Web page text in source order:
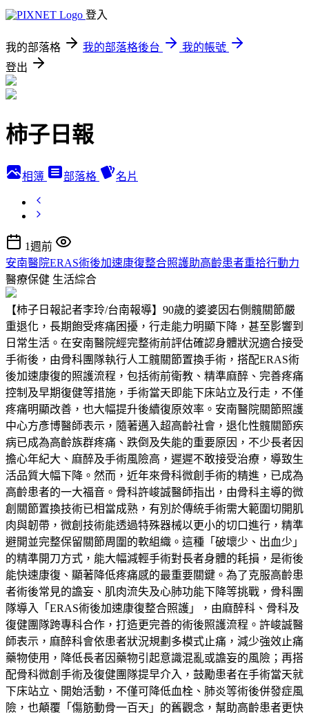
登入
我的部落格 我的部落格後台
我的帳號
登出
柿子日報
相簿 部落格 名片
1週前
安南醫院ERAS術後加速康復整合照護助高齡患者重拾行動力
醫療保健 生活綜合
【柿子日報記者李玲/台南報導】90歲的婆婆因右側髖關節嚴
重退化，長期飽受疼痛困擾，行走能力明顯下降，甚至影響到
日常生活。在安南醫院經完整術前評估確認身體狀況適合接受
手術後，由骨科團隊執行人工髖關節置換手術，搭配ERAS術
後加速康復的照護流程，包括術前衛教、精準麻醉、完善疼痛
控制及早期復健等措施，手術當天即能下床站立及行走，不僅
疼痛明顯改善，也大幅提升後續復原效率。安南醫院關節照護
中心方彥博醫師表示，隨著邁入超高齡社會，退化性髖關節疾
病已成為高齡族群疼痛、跌倒及失能的重要原因，不少長者因
擔心年紀大、麻醉及手術風險高，遲遲不敢接受治療，導致生
活品質大幅下降。然而，近年來骨科微創手術的精進，已成為
高齡患者的一大福音。骨科許峻誠醫師指出，由骨科主導的微
創關節置換技術已相當成熟，有別於傳統手術需大範圍切開肌
肉與韌帶，微創技術能透過特殊器械以更小的切口進行，精準
避開並完整保留關節周圍的軟組織。這種「破壞少、出血少」
的精準開刀方式，能大幅減輕手術對長者身體的耗損，是術後
能快速康復、顯著降低疼痛感的最重要關鍵。為了克服高齡患
者術後常見的譫妄、肌肉流失及心肺功能下降等挑戰，骨科團
隊導入「ERAS術後加速康復整合照護」，由麻醉科、骨科及
復健團隊跨專科合作，打造更完善的術後照護流程。許峻誠醫
師表示，麻醉科會依患者狀況規劃多模式止痛，減少強效止痛
藥物使用，降低長者因藥物引起意識混亂或譫妄的風險；再搭
配骨科微創手術及復健團隊提早介入，鼓勵患者在手術當天就
下床站立、開始活動，不僅可降低血栓、肺炎等術後併發症風
險，也顛覆「傷筋動骨一百天」的舊觀念，幫助高齡患者更快